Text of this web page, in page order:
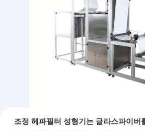
조정 헤파필터 성형기는 글라스파이버